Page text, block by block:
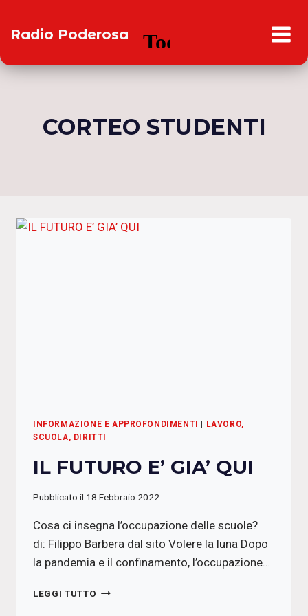
Radio Poderosa
CORTEO STUDENTI
INFORMAZIONE E APPROFONDIMENTI | LAVORO,
SCUOLA, DIRITTI
IL FUTURO E’ GIA’ QUI
Pubblicato il 18 Febbraio 2022
Cosa ci insegna l’occupazione delle scuole?
di: Filippo Barbera dal sito Volere la luna Dopo
la pandemia e il confinamento, l’occupazione…
LEGGI TUTTO